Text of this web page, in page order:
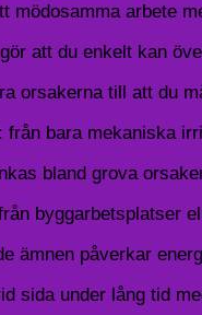
mödosamma arbete
att du enkelt kan
orsakerna till att du
bara mekaniska
bland grova
byggarbetsplatser
ämnen påverkar
sida under lång tid